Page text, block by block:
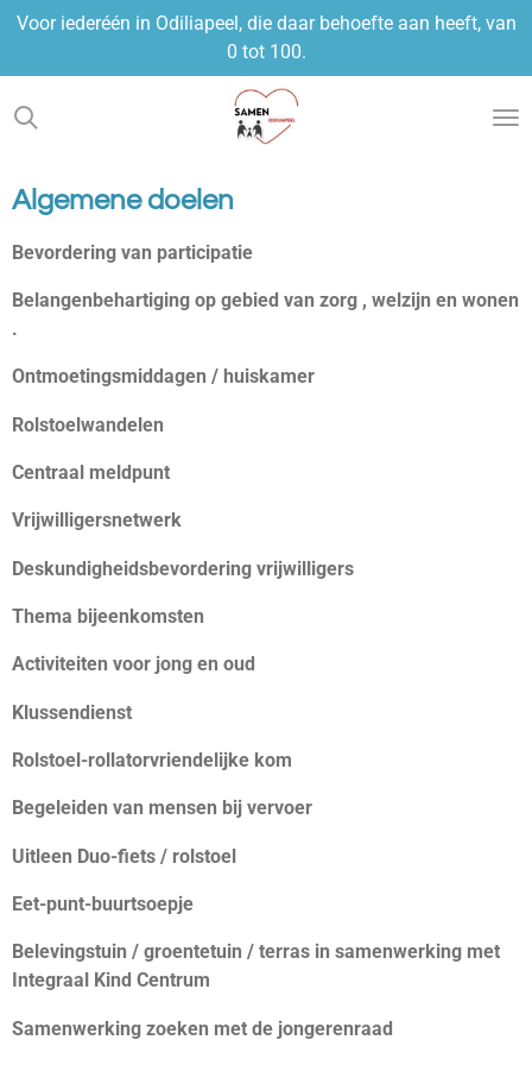
Ga
naar
de
Voor iederéén in Odiliapeel, die daar behoefte aan heeft, van
0 tot 100.
Algemene doelen
Bevordering van participatie
Belangenbehartiging op gebied van zorg , welzijn en wonen
.
Ontmoetingsmiddagen / huiskamer
Rolstoelwandelen
Centraal meldpunt
Vrijwilligersnetwerk
Deskundigheidsbevordering vrijwilligers
Thema bijeenkomsten
Activiteiten voor jong en oud
Klussendienst
Rolstoel-rollatorvriendelijke kom
Begeleiden van mensen bij vervoer
Uitleen Duo-fiets / rolstoel
Eet-punt-buurtsoepje
Belevingstuin / groentetuin / terras in samenwerking met
Integraal Kind Centrum
Samenwerking zoeken met de jongerenraad